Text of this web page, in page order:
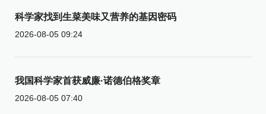
科学家找到生菜美味又营养的基因密码
2026-08-05 09:24
我国科学家首获威廉·诺德伯格奖章
2026-08-05 07:40